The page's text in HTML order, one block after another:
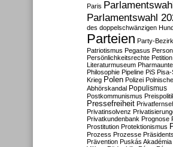
Paris
Parlamentswahl
des doppelschwänzigen
Parteien Party-Bezirk
Patriotismus Pegasus
Persönlichkeitsrechte Petition
Literaturmuseum
Philosophie Pipeline PiS Pisa-
Krieg Polen Polizei
Abhörskandal Populismus
Postkommunismus
Pressefreiheit
Privatinsolvenz
Privatkundenbank Prognose
Prostitution Protektionismus
Prozess Prozesse
Prävention Puskás